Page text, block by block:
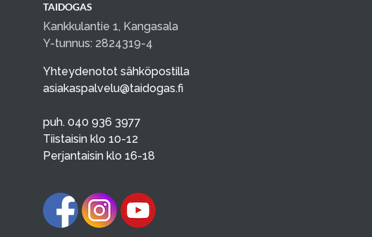
TAIDOGAS
Kankkulantie 1, Kangasala
Y-tunnus: 2824319-4
Yhteydenotot sähköpostilla
asiakaspalvelu@taidogas.fi
puh. 040 936 3977
Tiistaisin klo 10-12
Perjantaisin klo 16-18